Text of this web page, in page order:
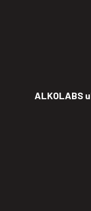
ALKOLABS